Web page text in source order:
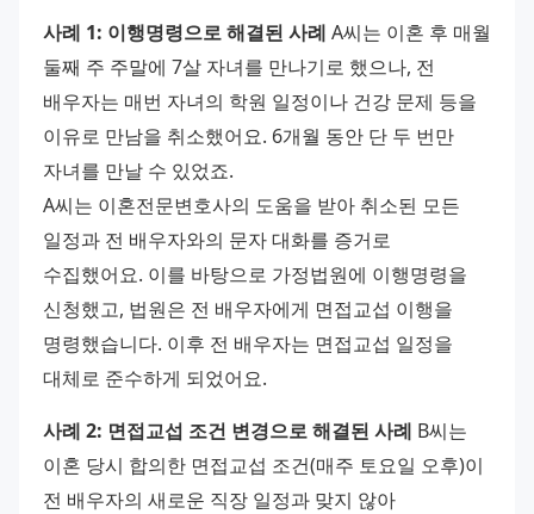
사례 1: 이행명령으로 해결된 사례 A씨는 이혼 후 매월
둘째 주 주말에 7살 자녀를 만나기로 했으나, 전
배우자는 매번 자녀의 학원 일정이나 건강 문제 등을
이유로 만남을 취소했어요. 6개월 동안 단 두 번만
자녀를 만날 수 있었죠.
A씨는 이혼전문변호사의 도움을 받아 취소된 모든
일정과 전 배우자와의 문자 대화를 증거로
수집했어요. 이를 바탕으로 가정법원에 이행명령을
신청했고, 법원은 전 배우자에게 면접교섭 이행을
명령했습니다. 이후 전 배우자는 면접교섭 일정을
대체로 준수하게 되었어요.
사례 2: 면접교섭 조건 변경으로 해결된 사례 B씨는
이혼 당시 합의한 면접교섭 조건(매주 토요일 오후)이
전 배우자의 새로운 직장 일정과 맞지 않아